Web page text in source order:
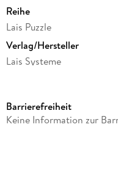
Reihe
Lais Puzzle
Verlag/Hersteller
Lais Systeme
Gewicht
Barrierefreiheit
Keine Information zur